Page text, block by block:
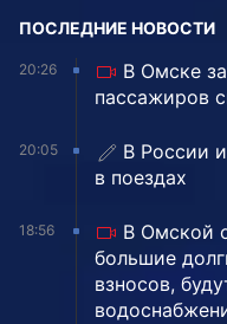
ПОСЛЕДНИЕ НОВОСТИ
20:26
В Омске
пассажиров
20:05
В России
в поездах
18:56
В Омской
большие
взносов,